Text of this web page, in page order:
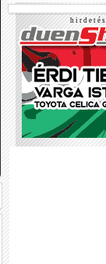
h i r d e t é s